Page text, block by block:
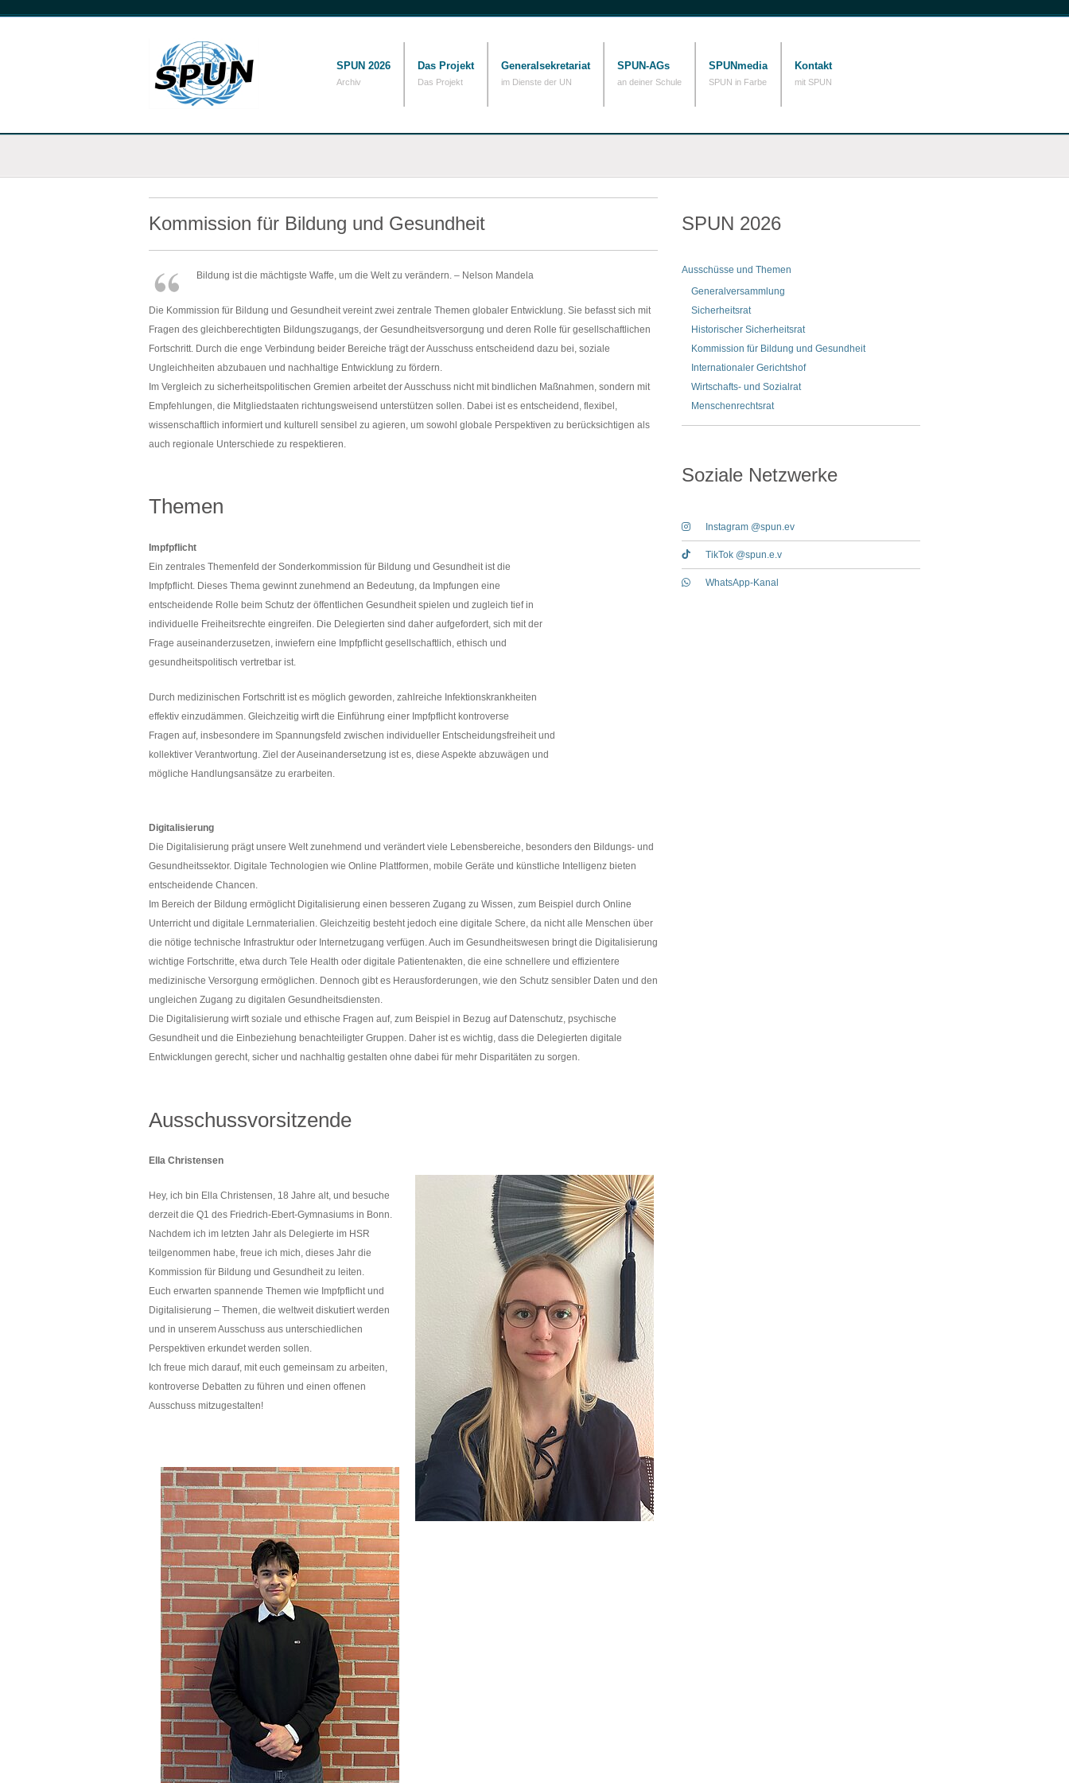
SPUN 2026
Archiv
Das Projekt
Das Projekt
Generalsekretariat
im Dienste der UN
SPUN-AGs
an deiner Schule
SPUNmedia
SPUN in Farbe
Kontakt
mit SPUN
Kommission für Bildung und Gesundheit
Bildung ist die mächtigste Waffe, um die Welt zu verändern. – Nelson Mandela
Die Kommission für Bildung und Gesundheit vereint zwei zentrale Themen globaler Entwicklung. Sie befasst sich mit
Fragen des gleichberechtigten Bildungszugangs, der Gesundheitsversorgung und deren Rolle für gesellschaftlichen
Fortschritt. Durch die enge Verbindung beider Bereiche trägt der Ausschuss entscheidend dazu bei, soziale
Ungleichheiten abzubauen und nachhaltige Entwicklung zu fördern.
Im Vergleich zu sicherheitspolitischen Gremien arbeitet der Ausschuss nicht mit bindlichen Maßnahmen, sondern mit
Empfehlungen, die Mitgliedstaaten richtungsweisend unterstützen sollen. Dabei ist es entscheidend, flexibel,
wissenschaftlich informiert und kulturell sensibel zu agieren, um sowohl globale Perspektiven zu berücksichtigen als
auch regionale Unterschiede zu respektieren.
Themen
Impfpflicht
Ein zentrales Themenfeld der Sonderkommission für Bildung und Gesundheit ist die
Impfpflicht. Dieses Thema gewinnt zunehmend an Bedeutung, da Impfungen eine
entscheidende Rolle beim Schutz der öffentlichen Gesundheit spielen und zugleich tief in
individuelle Freiheitsrechte eingreifen. Die Delegierten sind daher aufgefordert, sich mit der
Frage auseinanderzusetzen, inwiefern eine Impfpflicht gesellschaftlich, ethisch und
gesundheitspolitisch vertretbar ist.
Durch medizinischen Fortschritt ist es möglich geworden, zahlreiche Infektionskrankheiten
effektiv einzudämmen. Gleichzeitig wirft die Einführung einer Impfpflicht kontroverse
Fragen auf, insbesondere im Spannungsfeld zwischen individueller Entscheidungsfreiheit und
kollektiver Verantwortung. Ziel der Auseinandersetzung ist es, diese Aspekte abzuwägen und
mögliche Handlungsansätze zu erarbeiten.
Digitalisierung
Die Digitalisierung prägt unsere Welt zunehmend und verändert viele Lebensbereiche, besonders den Bildungs- und
Gesundheitssektor. Digitale Technologien wie Online Plattformen, mobile Geräte und künstliche Intelligenz bieten
entscheidende Chancen.
Im Bereich der Bildung ermöglicht Digitalisierung einen besseren Zugang zu Wissen, zum Beispiel durch Online
Unterricht und digitale Lernmaterialien. Gleichzeitig besteht jedoch eine digitale Schere, da nicht alle Menschen über
die nötige technische Infrastruktur oder Internetzugang verfügen. Auch im Gesundheitswesen bringt die Digitalisierung
wichtige Fortschritte, etwa durch Tele Health oder digitale Patientenakten, die eine schnellere und effizientere
medizinische Versorgung ermöglichen. Dennoch gibt es Herausforderungen, wie den Schutz sensibler Daten und den
ungleichen Zugang zu digitalen Gesundheitsdiensten.
Die Digitalisierung wirft soziale und ethische Fragen auf, zum Beispiel in Bezug auf Datenschutz, psychische
Gesundheit und die Einbeziehung benachteiligter Gruppen. Daher ist es wichtig, dass die Delegierten digitale
Entwicklungen gerecht, sicher und nachhaltig gestalten ohne dabei für mehr Disparitäten zu sorgen.
Ausschussvorsitzende
Ella Christensen
Hey, ich bin Ella Christensen, 18 Jahre alt, und besuche
derzeit die Q1 des Friedrich-Ebert-Gymnasiums in Bonn.
Nachdem ich im letzten Jahr als Delegierte im HSR
teilgenommen habe, freue ich mich, dieses Jahr die
Kommission für Bildung und Gesundheit zu leiten.
Euch erwarten spannende Themen wie Impfpflicht und
Digitalisierung – Themen, die weltweit diskutiert werden
und in unserem Ausschuss aus unterschiedlichen
Perspektiven erkundet werden sollen.
Ich freue mich darauf, mit euch gemeinsam zu arbeiten,
kontroverse Debatten zu führen und einen offenen
Ausschuss mitzugestalten!
SPUN 2026
Ausschüsse und Themen
Generalversammlung
Sicherheitsrat
Historischer Sicherheitsrat
Kommission für Bildung und Gesundheit
Internationaler Gerichtshof
Wirtschafts- und Sozialrat
Menschenrechtsrat
Soziale Netzwerke
Instagram @spun.ev
TikTok @spun.e.v
WhatsApp-Kanal